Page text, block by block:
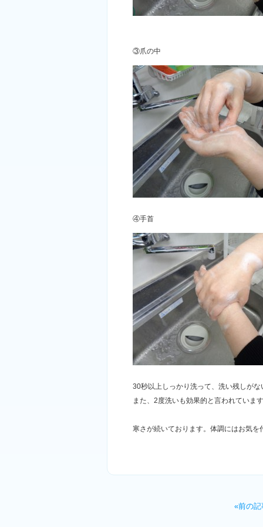
③爪の中
④手首
30秒以上しっかり洗って、洗い残しが
また、2度洗いも効果的と言われていま
寒さが続いております。体調にはお気を
«前の記